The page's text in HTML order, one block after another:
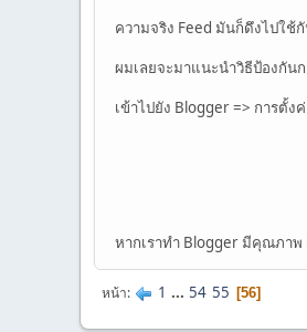
ความจริง Feed มันก็ดึงไปใช้
ผมเลยจะมาแนะนำวิธีป้องกัน
เข้าไปยัง Blogger => การตั้
หากเราทำ Blogger มีคุณภา
หน้า 1 ... 54 55 56